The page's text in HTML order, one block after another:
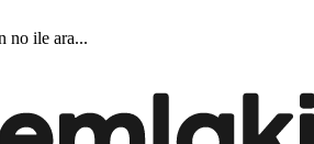
no ile ara...